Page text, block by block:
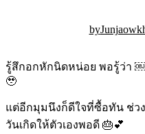
รู้สึกอกหักนิดหน่อย พอรู้ว่า
🥹
แต่อีกมุมนึงก็ดีใจที่ซื้อทัน ช่ว
วันเกิดให้ตัวเองพอดี 🎂💕